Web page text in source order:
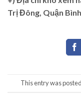
Trị Đông, Quận
This entry was